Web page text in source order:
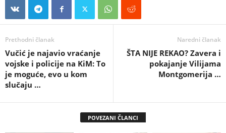
Prethodni članak
Vučić je najavio vraćanje
vojske i policije na KiM: To
je moguće, evo u kom
slučaju …
Naredni članak
ŠTA NIJE REKAO? Zavera i
pokajanje Vilijama
Montgomerija …
POVEZANI ČLANCI